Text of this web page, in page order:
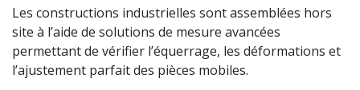
Les constructions industrielles sont assemblées hors
site à l’aide de solutions de mesure avancées
permettant de vérifier l’équerrage, les déformations et
l’ajustement parfait des pièces mobiles.